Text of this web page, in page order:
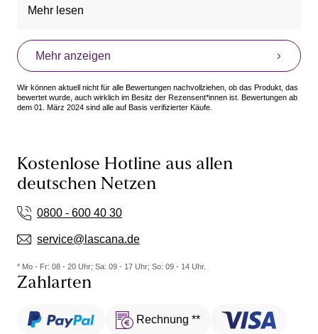
Mehr lesen
Mehr anzeigen
Wir können aktuell nicht für alle Bewertungen nachvollziehen, ob das Produkt, das
bewertet wurde, auch wirklich im Besitz der Rezensent*innen ist. Bewertungen ab
dem 01. März 2024 sind alle auf Basis verifizierter Käufe.
Kostenlose Hotline aus allen
deutschen Netzen
0800 - 600 40 30
service@lascana.de
* Mo - Fr: 08 - 20 Uhr; Sa: 09 - 17 Uhr; So: 09 - 14 Uhr.
Zahlarten
Rechnung **